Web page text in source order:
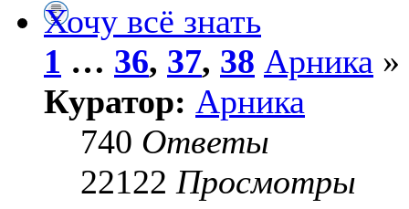
Хочу всё знать
1 … 36, 37, 38 Арника »
Куратор: Арника
740 Ответы
22122 Просмотры